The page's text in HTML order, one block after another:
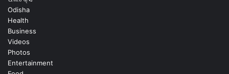
Odisha
Health
Business
Videos
Photos
Entertainment